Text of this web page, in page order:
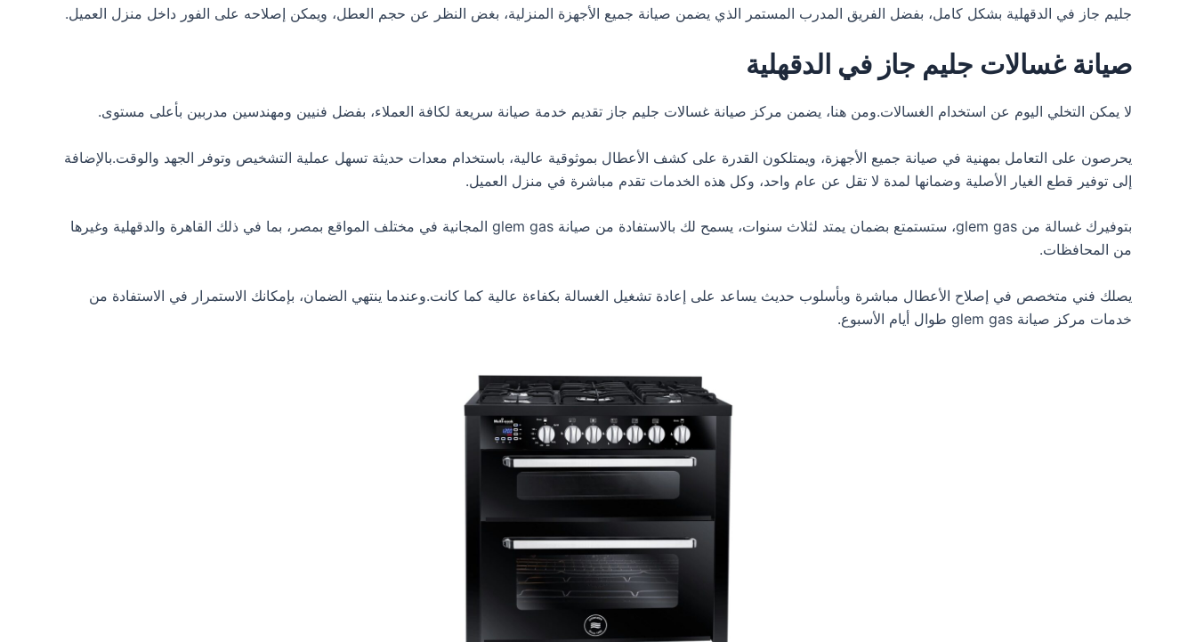
جليم جاز في الدقهلية بشكل كامل، بفضل الفريق المدرب المستمر الذي يضمن صيانة جميع الأجهزة المنزلية، بغض النظر عن حجم العطل، ويمكن إصلاحه على الفور داخل منزل العميل.
صيانة غسالات جليم جاز في الدقهلية
لا يمكن التخلي اليوم عن استخدام الغسالات.ومن هنا، يضمن مركز صيانة غسالات جليم جاز تقديم خدمة صيانة سريعة لكافة العملاء، بفضل فنيين ومهندسين مدربين بأعلى مستوى.
يحرصون على التعامل بمهنية في صيانة جميع الأجهزة، ويمتلكون القدرة على كشف الأعطال بموثوقية عالية، باستخدام معدات حديثة تسهل عملية التشخيص وتوفر الجهد والوقت.بالإضافة
إلى توفير قطع الغيار الأصلية وضمانها لمدة لا تقل عن عام واحد، وكل هذه الخدمات تقدم مباشرة في منزل العميل.
بتوفيرك غسالة من glem gas، ستستمتع بضمان يمتد لثلاث سنوات، يسمح لك بالاستفادة من صيانة glem gas المجانية في مختلف المواقع بمصر، بما في ذلك القاهرة والدقهلية وغيرها
من المحافظات.
يصلك فني متخصص في إصلاح الأعطال مباشرة وبأسلوب حديث يساعد على إعادة تشغيل الغسالة بكفاءة عالية كما كانت.وعندما ينتهي الضمان، بإمكانك الاستمرار في الاستفادة من
خدمات مركز صيانة glem gas طوال أيام الأسبوع.